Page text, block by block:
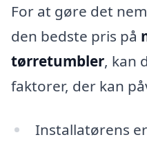
For at gøre det
den bedste pris på
tørretumbler, kan
faktorer, der kan
Installatørens